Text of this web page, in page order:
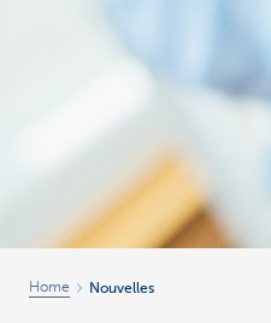
Entrepreneurs
Home Nouvelles